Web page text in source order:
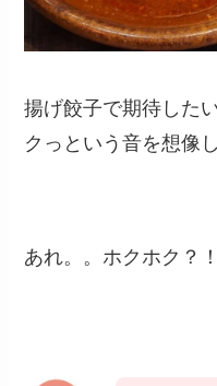
揚げ餃子で期待した
クっという音を想像
あれ。。ホクホク？！